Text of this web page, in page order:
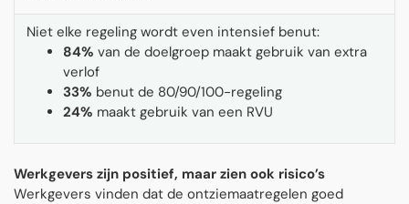
Niet elke regeling wordt even intensief benut:
84% van de doelgroep maakt gebruik van extra
verlof
33% benut de 80/90/100-regeling
24% maakt gebruik van een RVU
Werkgevers zijn positief, maar zien ook risico’s
Werkgevers vinden dat de ontziemaatregelen goed